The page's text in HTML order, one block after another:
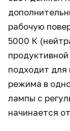
рабочую
5000 К
подходит для
режима в
лампы с
начинается